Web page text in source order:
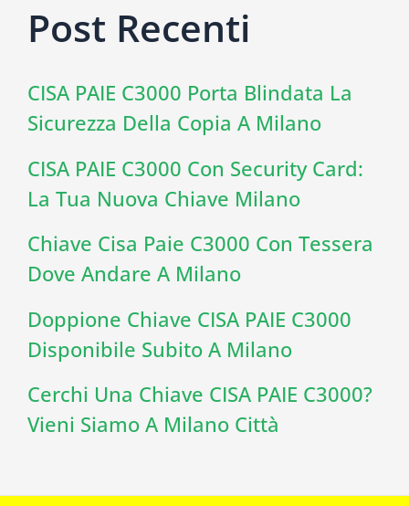
Post Recenti
CISA PAIE C3000 Porta Blindata La
Sicurezza Della Copia A Milano
CISA PAIE C3000 Con Security Card:
La Tua Nuova Chiave Milano
Chiave Cisa Paie C3000 Con Tessera
Dove Andare A Milano
Doppione Chiave CISA PAIE C3000
Disponibile Subito A Milano
Cerchi Una Chiave CISA PAIE C3000?
Vieni Siamo A Milano Città